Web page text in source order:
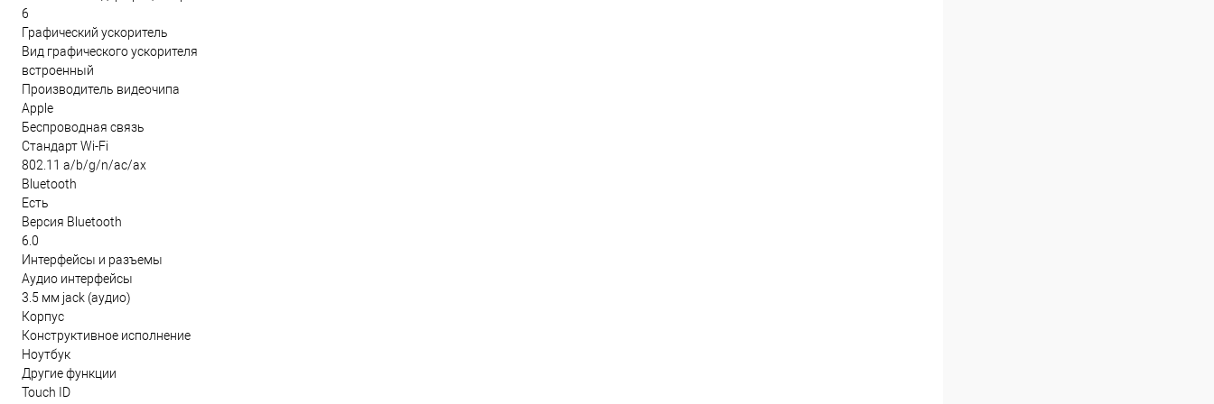
6
Графический ускоритель
Вид графического ускорителя
встроенный
Производитель видеочипа
Apple
Беспроводная связь
Стандарт Wi-Fi
802.11 a/b/g/n/ac/ax
Bluetooth
Есть
Версия Bluetooth
6.0
Интерфейсы и разъемы
Аудио интерфейсы
3.5 мм jack (аудио)
Корпус
Конструктивное исполнение
Ноутбук
Другие функции
Touch ID